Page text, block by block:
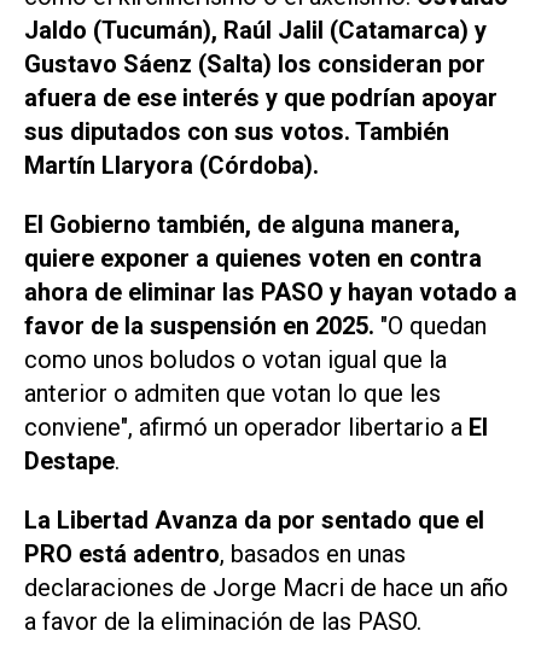
Jaldo (Tucumán), Raúl Jalil (Catamarca) y
Gustavo Sáenz (Salta) los consideran por
afuera de ese interés y que podrían apoyar
sus diputados con sus votos. También
Martín Llaryora (Córdoba).
El Gobierno también, de alguna manera,
quiere exponer a quienes voten en contra
ahora de eliminar las PASO y hayan votado a
favor de la suspensión en 2025. "O quedan
como unos boludos o votan igual que la
anterior o admiten que votan lo que les
conviene", afirmó un operador libertario a El
Destape.
La Libertad Avanza da por sentado que el
PRO está adentro, basados en unas
declaraciones de Jorge Macri de hace un año
a favor de la eliminación de las PASO.